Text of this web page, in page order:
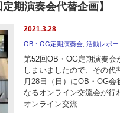
期演奏会代替企画】
2021.3.28
OB・OG定期演奏会 活動レポー
第52回OB・OG定期演奏会
しまいましたので、その代
月28日（日）にOB・OG会
なるオンライン交流会が行
オンライン交流…